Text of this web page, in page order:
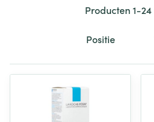
Producten1-24
Sorteer op: